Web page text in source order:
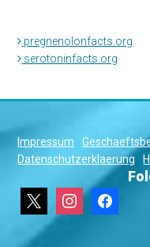
pregnenolonfacts.org
serotoninfacts.org
Impressum
Datenschutzerklaerung
instagramfacebook